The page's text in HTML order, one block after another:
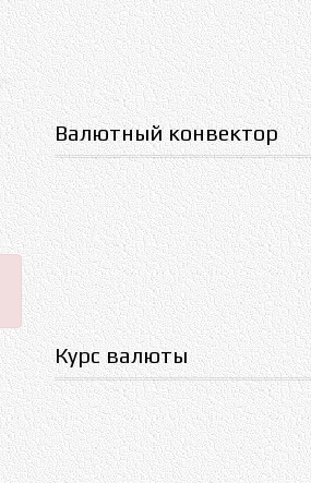
Валютный конвектор
Курс валюты